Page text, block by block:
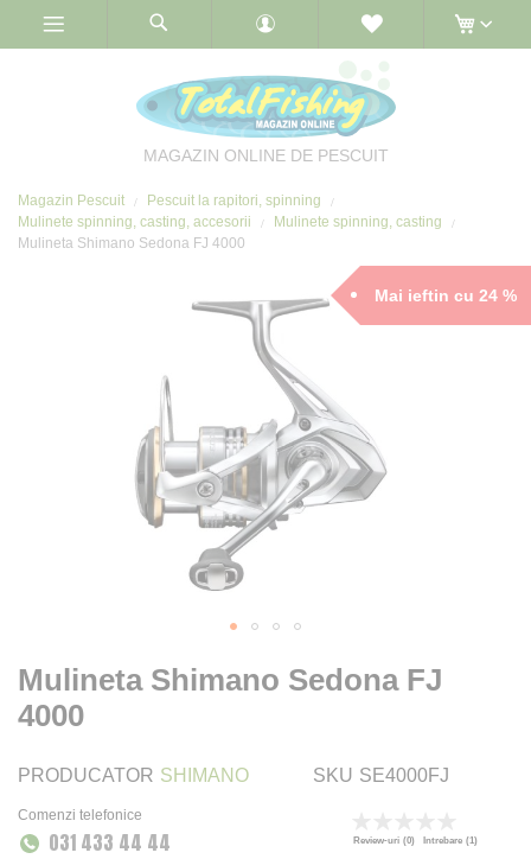
MAGAZIN ONLINE DE PESCUIT
Magazin Pescuit
Pescuit la rapitori, spinning
Mulinete spinning, casting, accesorii
Mulinete spinning, casting
Mulineta Shimano Sedona FJ 4000
Mulineta Shimano Sedona FJ
4000
PRODUCATOR SHIMANO SKU SE4000FJ
Comenzi telefonice
031 433 44 44
0
% of100
Review-uri (0) Intrebare (1)
Mai ieftin cu 24 %